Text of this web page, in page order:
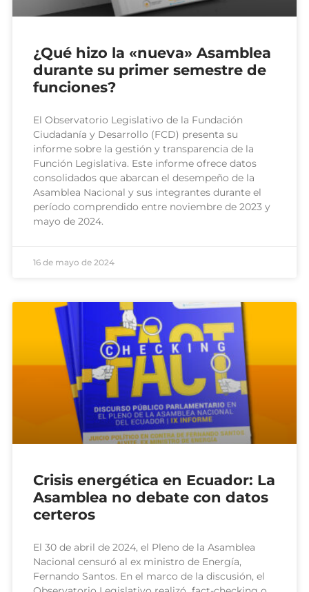
¿Qué hizo la «nueva» Asamblea
durante su primer semestre de
funciones?
El Observatorio Legislativo de la Fundación
Ciudadanía y Desarrollo (FCD) presenta su
informe sobre la gestión y transparencia de la
Función Legislativa. Este informe ofrece datos
consolidados que abarcan el desempeño de la
Asamblea Nacional y sus integrantes durante el
período comprendido entre noviembre de 2023 y
mayo de 2024.
16 de mayo de 2024
Crisis energética en Ecuador: La
Asamblea no debate con datos
certeros
El 30 de abril de 2024, el Pleno de la Asamblea
Nacional censuró al ex ministro de Energía,
Fernando Santos. En el marco de la discusión, el